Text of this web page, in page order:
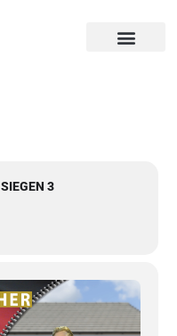
3